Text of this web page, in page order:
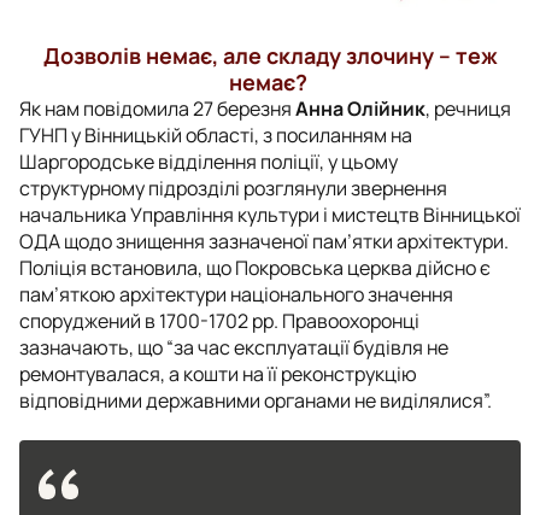
Дозволів немає, але складу злочину – теж
немає?
Як нам повідомила 27 березняАнна Олійник, речниця
ГУНП у Вінницькій області, з посиланням на
Шаргородське відділення поліції, у цьому
структурному підрозділі розглянули звернення
начальника Управління культури і мистецтв Вінницької
ОДА щодо знищення зазначеної пам’ятки архітектури.
Поліція встановила, що Покровська церква дійсно є
пам’яткою архітектури національного значення
споруджений в 1700-1702 рр. Правоохоронці
зазначають, що “за час експлуатації будівля не
ремонтувалася, а кошти на її реконструкцію
відповідними державними органами не виділялися”.